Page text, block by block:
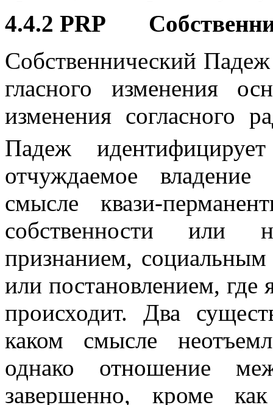
4.4.2 PRP
Собственнический
гласного изменения
изменения согласного
Падеж
отчуждаемое владение
смысле квази-
собственности или
признанием,
или постановлением, где
происходит. Два
каком смысле
однако отношение
завершенно, кроме